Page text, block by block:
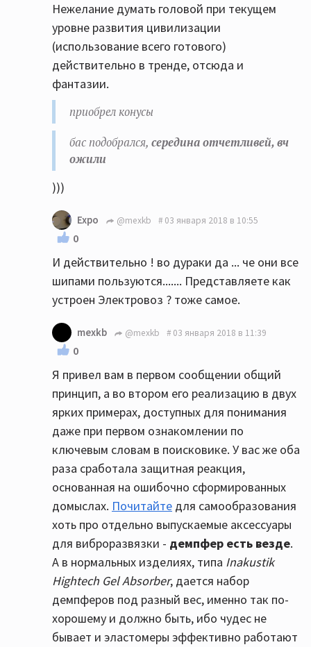
Нежелание думать головой при текущем
уровне развития цивилизации
(использование всего готового)
действительно в тренде, отсюда и
фантазии.
приобрел конусы
бас подобрался, середина отчетливей, вч
ожили
)))
Expo @mexkb 03 января 2018 в 10:55
0
И действительно ! во дураки да ... че они все
шипами пользуются....... Представляете как
устроен Электровоз ? тоже самое.
mexkb @mexkb 03 января 2018 в 11:39
0
Я привел вам в первом сообщении общий
принцип, а во втором его реализацию в двух
ярких примерах, доступных для понимания
даже при первом ознакомлении по
ключевым словам в поисковике. У вас же оба
раза сработала защитная реакция,
основанная на ошибочно сформированных
домыслах. Почитайте для самообразования
хоть про отдельно выпускаемые аксессуары
для виброразвязки - демпфер есть везде.
А в нормальных изделиях, типа Inakustik
Hightech Gel Absorber, дается набор
демпферов под разный вес, именно так по-
хорошему и должно быть, ибо чудес не
бывает и эластомеры эффективно работают